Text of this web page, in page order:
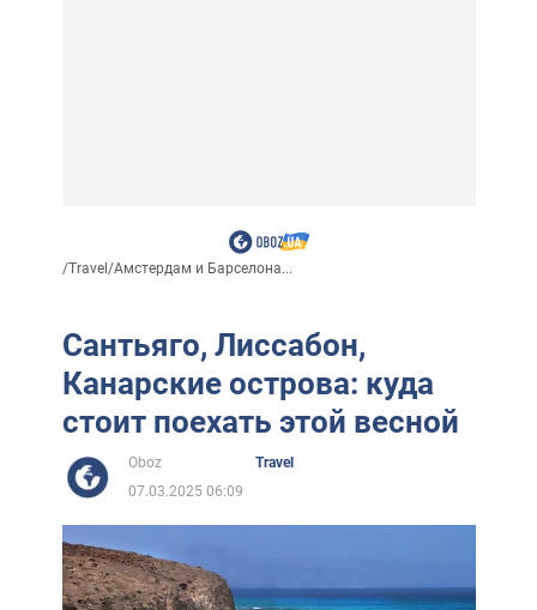
/Travel/Амстердам и Барселона...
Сантьяго, Лиссабон,
Канарские острова: куда
стоит поехать этой весной
Oboz
Travel
07.03.2025 06:09